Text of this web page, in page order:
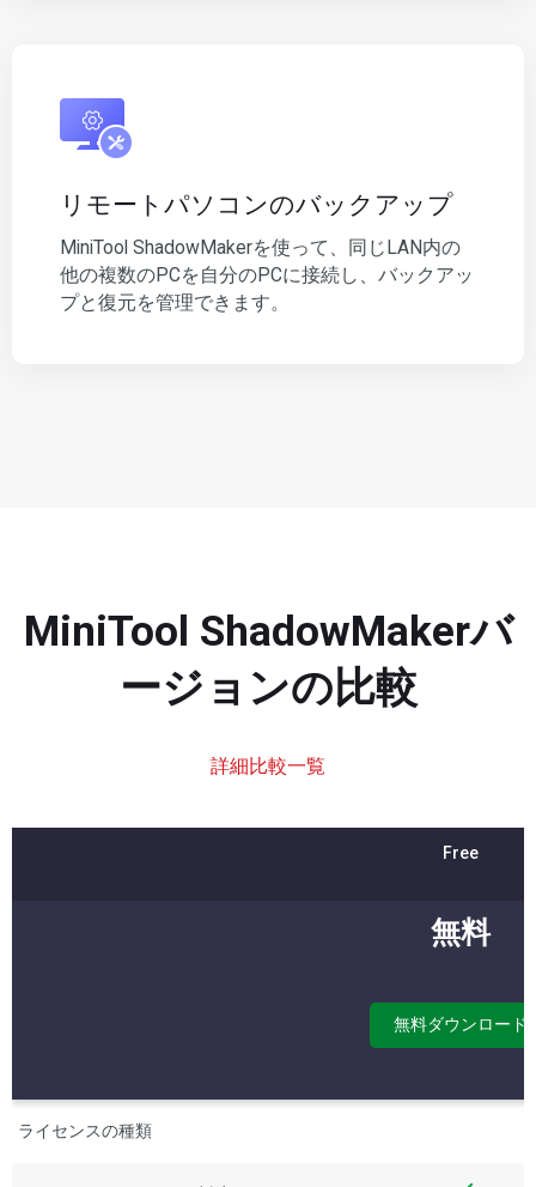
リモートパソコンのバックアップ
MiniTool ShadowMakerを使って、同じLAN内の
他の複数のPCを自分のPCに接続し、バックアッ
プと復元を管理できます。
MiniTool ShadowMakerバ
ージョンの比較
詳細比較一覧
Free
無料
無料ダウンロード
ライセンスの種類